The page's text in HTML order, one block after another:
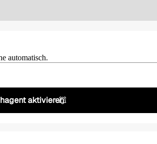
automatisch.
aktivieren